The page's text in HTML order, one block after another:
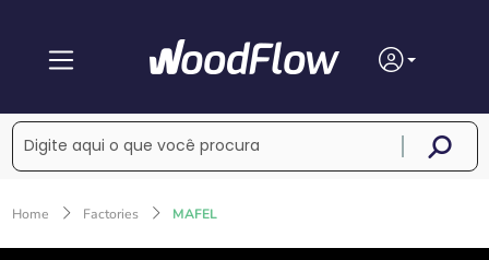
Home Factories MAFEL